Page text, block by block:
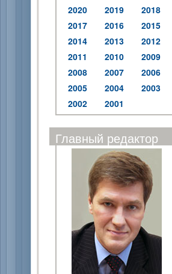
2020
2019
2018
2017
2016
2015
2014
2013
2012
2011
2010
2009
2008
2007
2006
2005
2004
2003
2002
2001
Главный редактор